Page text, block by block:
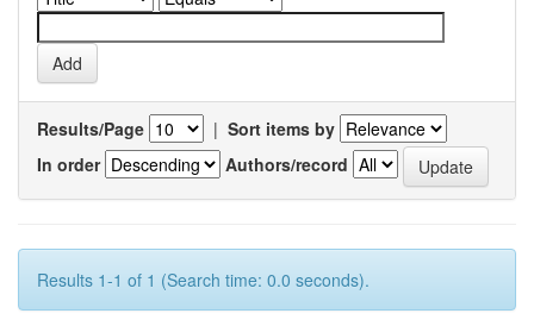
Results/Page | Sort items by
In order
Authors/record
Results 1-1 of 1 (Search time: 0.0 seconds).